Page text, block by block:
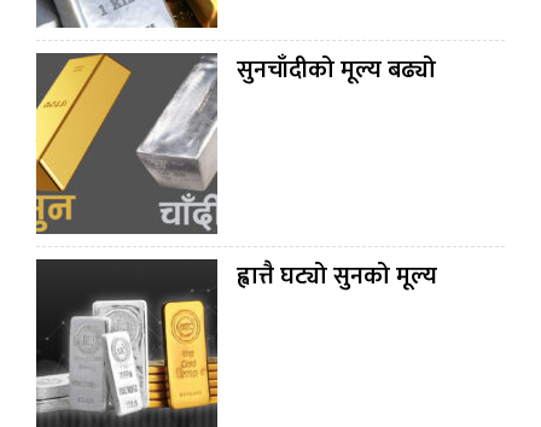
सुनचाँदीको मूल्य बढ्यो
ह्वात्तै घट्यो सुनको मूल्य